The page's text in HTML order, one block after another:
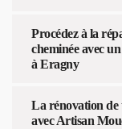
Procédez à la
cheminée avec
à Eragny
La rénovation de
avec Artisan